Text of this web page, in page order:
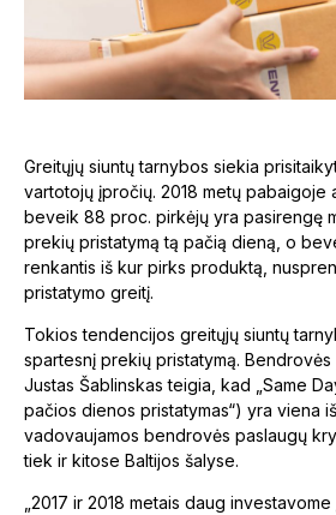
Greitųjų siuntų tarnybos siekia
vartotojų įpročių. 2018 metų pabaigoje
beveik 88 proc. pirkėjų yra pasirengę
prekių pristatymą tą pačią dieną, o
renkantis iš kur pirks produktą,
pristatymo greitį.
Tokios tendencijos greitųjų siuntų
spartesnį prekių pristatymą. Bendrovės
Justas Šablinskas teigia, kad „Same
pačios dienos pristatymas“) yra viena
vadovaujamos bendrovės paslaugų
tiek ir kitose Baltijos šalyse.
„2017 ir 2018 metais daug